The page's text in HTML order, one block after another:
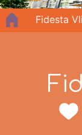
Fidesta